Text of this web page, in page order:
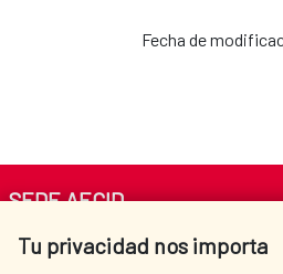
Fecha de
Tu privacidad nos importa
SEDE AECID
Av. Reyes Católicos 4 - 28040 Madrid